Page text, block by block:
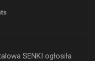
SENKI ogłosiła